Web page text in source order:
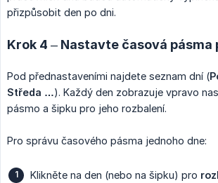
přizpůsobit den po dni.
Krok 4 – Nastavte časová pásma
Pod přednastaveními najdete seznam dní (
Středa …). Každý den zobrazuje vpravo
pásmo a šipku pro jeho rozbalení.
Pro správu časového pásma jednoho dne:
Klikněte na den (nebo na šipku) pro